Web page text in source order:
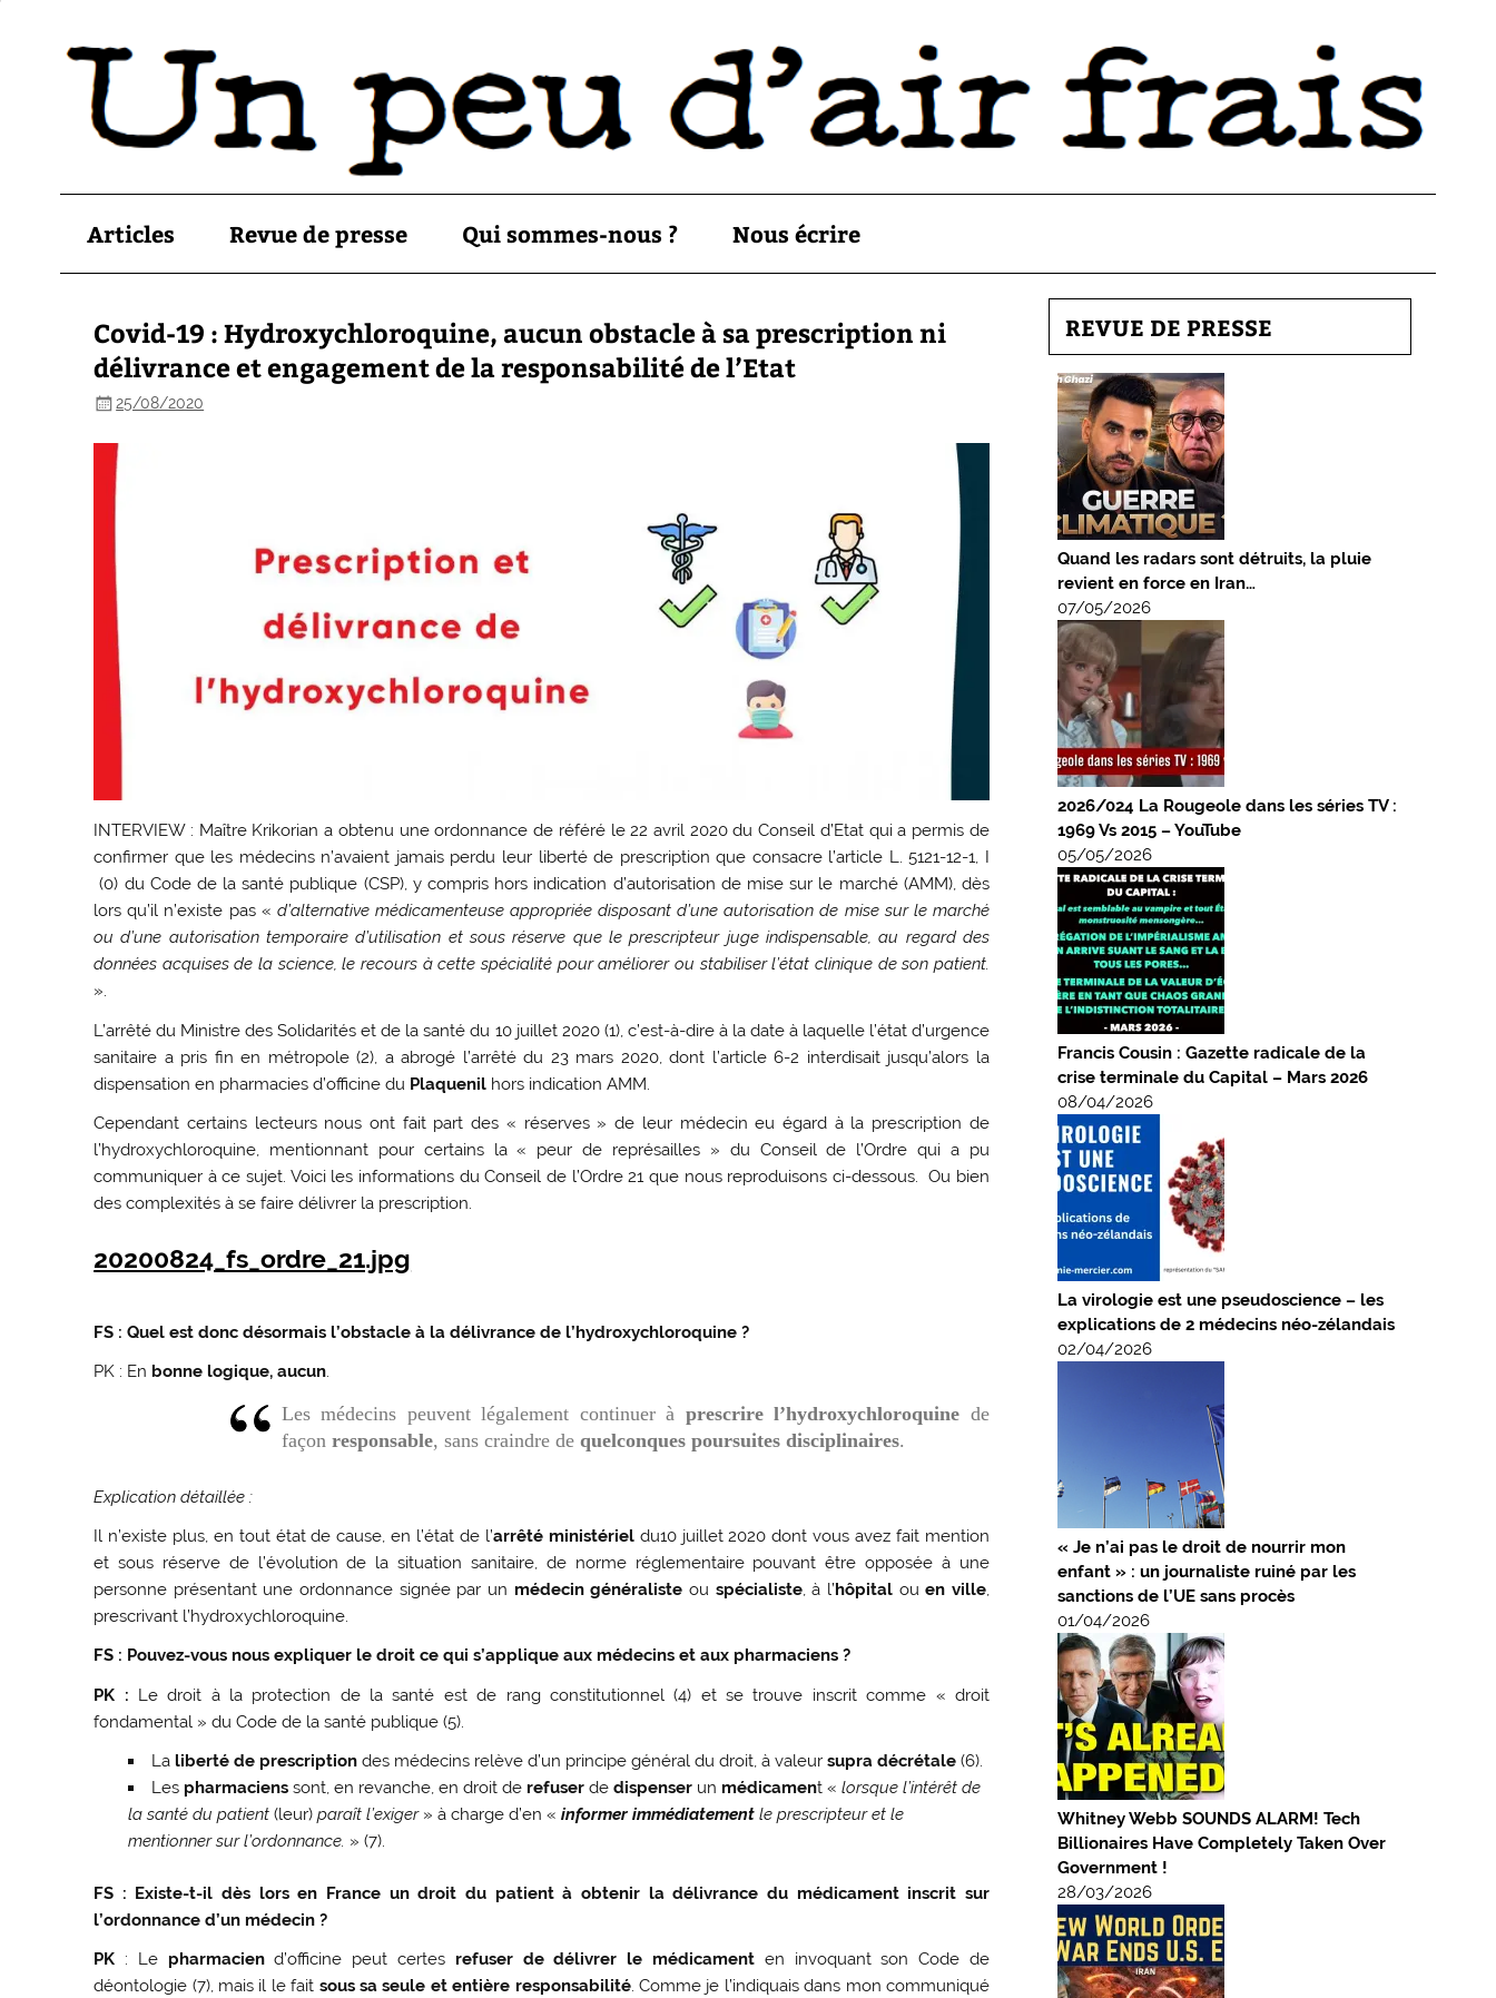
Articles Revue de presse Qui sommes-nous ? Nous écrire
Covid-19 : Hydroxychloroquine, aucun obstacle à sa prescription ni
délivrance et engagement de la responsabilité de l’Etat
25/08/2020
INTERVIEW : Maître Krikorian a obtenu une ordonnance de référé le 22 avril 2020 du Conseil d’Etat qui a permis de
confirmer que les médecins n’avaient jamais perdu leur liberté de prescription que consacre l’article L. 5121-12-1, I
(0) du Code de la santé publique (CSP), y compris hors indication d’autorisation de mise sur le marché (AMM), dès
lors qu’il n’existe pas « d’alternative médicamenteuse appropriée disposant d’une autorisation de mise sur le marché
ou d’une autorisation temporaire d’utilisation et sous réserve que le prescripteur juge indispensable, au regard des
données acquises de la science, le recours à cette spécialité pour améliorer ou stabiliser l’état clinique de son patient.
».
L’arrêté du Ministre des Solidarités et de la santé du 10 juillet 2020 (1), c’est-à-dire à la date à laquelle l’état d’urgence
sanitaire a pris fin en métropole (2), a abrogé l’arrêté du 23 mars 2020, dont l’article 6-2 interdisait jusqu’alors la
dispensation en pharmacies d’officine du Plaquenil hors indication AMM.
Cependant certains lecteurs nous ont fait part des « réserves » de leur médecin eu égard à la prescription de
l’hydroxychloroquine, mentionnant pour certains la « peur de représailles » du Conseil de l’Ordre qui a pu
communiquer à ce sujet. Voici les informations du Conseil de l’Ordre 21 que nous reproduisons ci-dessous. Ou bien
des complexités à se faire délivrer la prescription.
20200824_fs_ordre_21.jpg
FS : Quel est donc désormais l’obstacle à la délivrance de l’hydroxychloroquine ?
PK : En bonne logique, aucun.
Les médecins peuvent légalement continuer à prescrire l’hydroxychloroquine de
façon responsable, sans craindre de quelconques poursuites disciplinaires.
Explication détaillée :
Il n’existe plus, en tout état de cause, en l’état de l’arrêté ministérieldu10 juillet 2020 dont vous avez fait mention
et sous réserve de l’évolution de la situation sanitaire, de norme réglementaire pouvant être opposée à une
personne présentant une ordonnance signée par un médecin généralisteou spécialiste, à l’hôpitalouen ville,
prescrivant l’hydroxychloroquine.
FS : Pouvez-vous nous expliquer le droit ce qui s’applique aux médecins et aux pharmaciens ?
PK : Le droit à la protection de la santé est de rang constitutionnel (4) et se trouve inscrit comme « droit
fondamental » du Code de la santé publique (5).
La liberté de prescriptiondes médecins relève d’un principe général du droit, à valeur supra décrétale(6).
Les pharmacienssont, en revanche, en droit de refuserde dispenserun médicament « lorsque l’intérêt de
la santé du patient (leur) paraît l’exiger » à charge d’en « informer immédiatementle prescripteur et le
mentionner sur l’ordonnance. » (7).
FS : Existe-t-il dès lors en France un droit du patient à obtenir la délivrance du médicament inscrit sur
l’ordonnance d’un médecin ?
PK : Le pharmaciend’officine peut certes refuser de délivrer le médicamenten invoquant son Code de
déontologie (7), mais il le fait sous sa seule et entière responsabilité. Comme je l’indiquais dans mon communiqué
REVUE DE PRESSE
Quand les radars sont détruits, la pluie
revient en force en Iran…
07/05/2026
2026/024 La Rougeole dans les séries TV :
1969 Vs 2015 – YouTube
05/05/2026
Francis Cousin : Gazette radicale de la
crise terminale du Capital – Mars 2026
08/04/2026
La virologie est une pseudoscience – les
explications de 2 médecins néo-zélandais
02/04/2026
« Je n’ai pas le droit de nourrir mon
enfant » : un journaliste ruiné par les
sanctions de l’UE sans procès
01/04/2026
Whitney Webb SOUNDS ALARM! Tech
Billionaires Have Completely Taken Over
Government !
28/03/2026